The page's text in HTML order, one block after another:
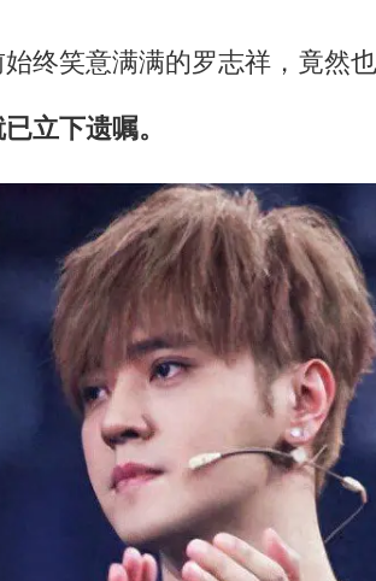
名小孩玩手机低头幅度近乎折叠
我国外贸延续良好增长态势
东航：国内客票提前14天免费退改
欧阳娜娜窦靖童好搭
中巨芯：上半年归母净利润1405.77万
中国女篮70-67险胜尼日利亚女篮
“今天得有40℃了吧 为啥还不预警”
夯实基础开新局
终笑意满满的罗志祥，竟然也
立下遗嘱。